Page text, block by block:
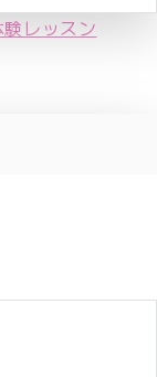
験レッスン